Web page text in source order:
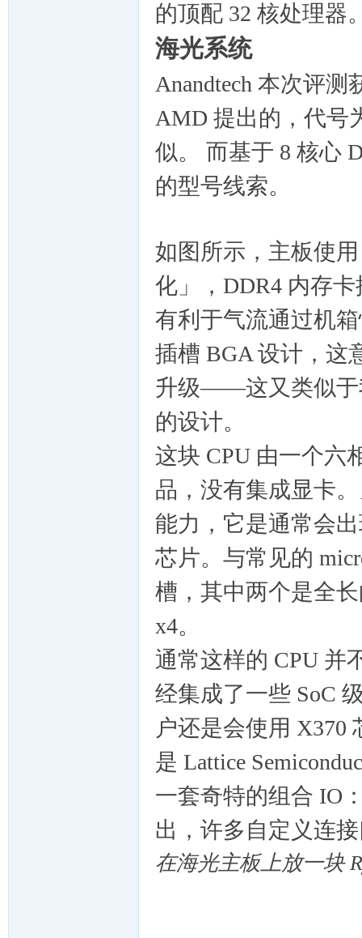
的顶配 32 核处理器
海光系统
Anandtech 本次评测
AMD 提出的，代号
似。
而基于 8 核心
的型号线索。
如图所示，主板使
化」，DDR4 内存
有利于气流通过机
插槽 BGA 设计，这
升级——这又类似于
的设计。
这块 CPU 由一个六
品，没有集成显卡
能力，它是通常会
芯片。与常见的
槽，其中两个是全
x4。
通常这样的 CPU 并
经集成了一些 SoC
户还是会使用 X370
是 Lattice
一套奇特的组合 IO
出，许多自定义连
在海光主板上放一块